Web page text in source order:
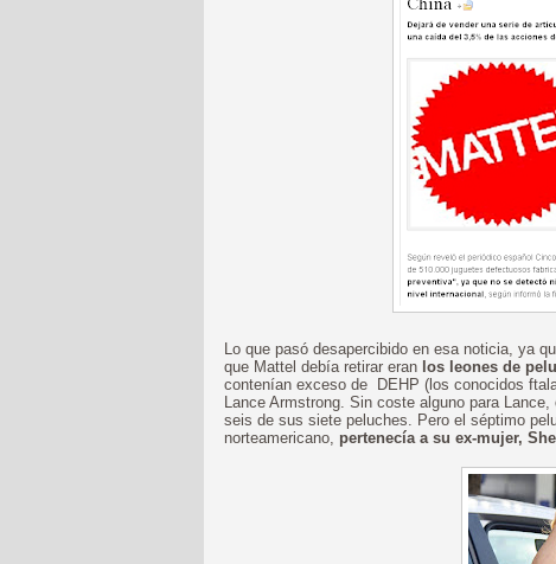
Lo que pasó desapercibido en esa noticia, ya
que Mattel debía retirar eran los leones de
contenían exceso de DEHP (los conocidos
Lance Armstrong. Sin coste alguno para
seis de sus siete peluches. Pero el séptimo
norteamericano, pertenecía a su ex-mujer,